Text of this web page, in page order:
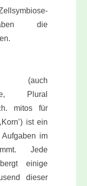
die
(auch
Plural
mitos für
ist ein
im
Jede
einige
dieser